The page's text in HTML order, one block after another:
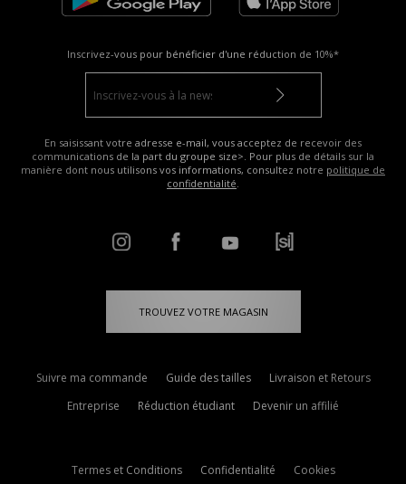
Inscrivez-vous pour bénéficier d'une réduction de 10%*
En saisissant votre adresse e-mail, vous acceptez de recevoir des
communications de la part du groupe size>. Pour plus de détails sur la
manière dont nous utilisons vos informations, consultez notre politique de
confidentialité.
TROUVEZ VOTRE MAGASIN
Suivre ma commande Guide des tailles
Livraison et Retours
Entreprise
Réduction étudiant Devenir un affilié
Termes et Conditions Confidentialité Cookies